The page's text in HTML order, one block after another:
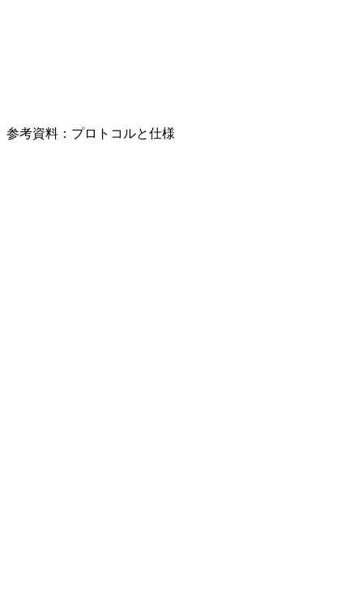
参考資料：プロトコルと仕様